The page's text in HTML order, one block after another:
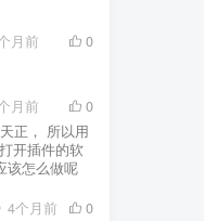
月前
0
月前
0
该怎么做呢
4个月前
0